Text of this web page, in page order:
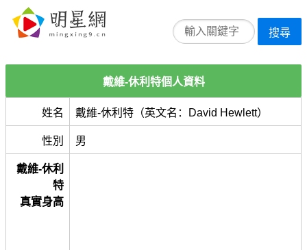
搜尋
戴維-休利特個人資料
姓名 戴維-休利特（英文名：David Hewlett）
性別 男
戴維-休利
特
真實身高